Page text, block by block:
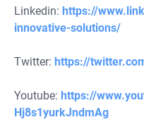
Linkedin: https://
innovative-solutions/
Twitter: https://
Youtube: https://
Hj8s1yurkJndmAg